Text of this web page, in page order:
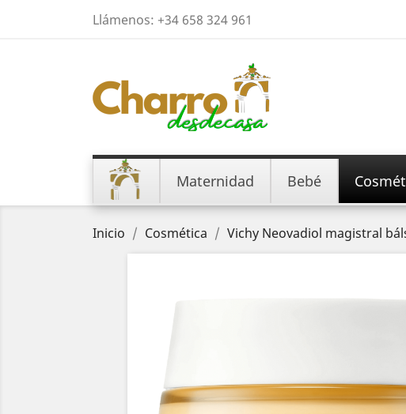
Llámenos: +34 658 324 961
Maternidad Bebé
Inicio Cosmética Vichy Neovadiol magistral